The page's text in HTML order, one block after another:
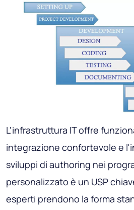
L'infrastruttura IT offre
integrazione confortevole e
sviluppi di authoring nei
personalizzato è un USP
esperti prendono la forma